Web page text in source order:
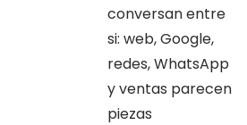
conversan entre
si: web, Google,
redes, WhatsApp
y ventas parecen
piezas